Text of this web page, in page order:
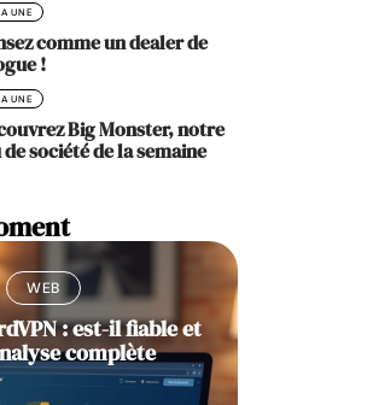
UNE
comme un dealer de
!
UNE
Big Monster, notre
société de la semaine
WEB
: est-il fiable et
complète